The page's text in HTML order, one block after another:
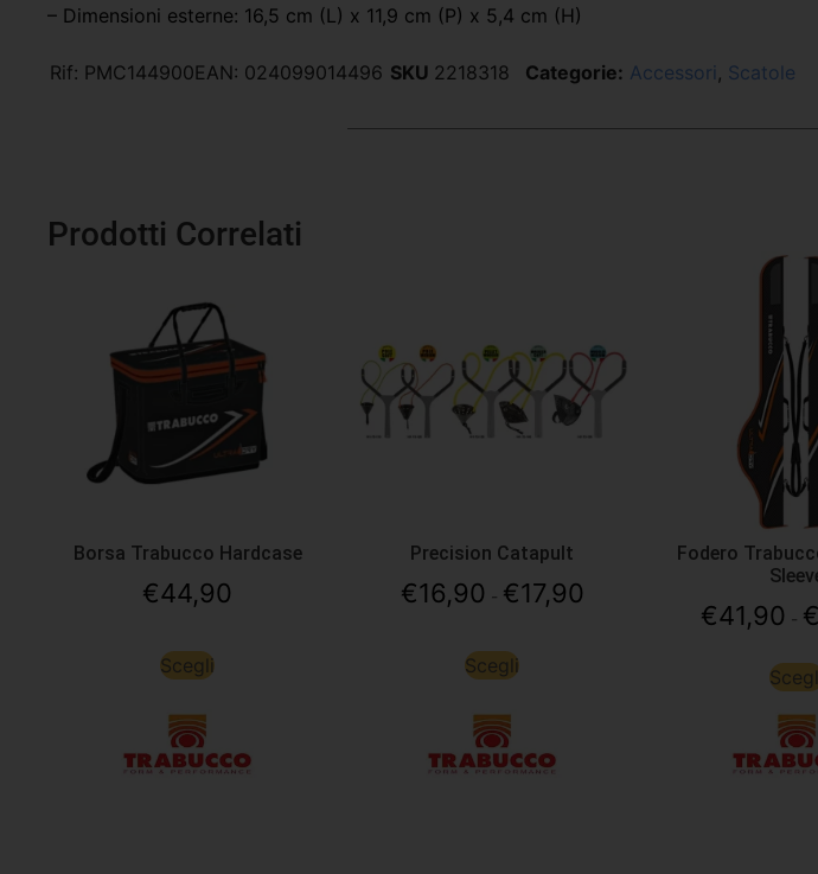
– Dimensioni esterne: 16,5 cm (L) x 11,9 cm (P) x 5,4 cm (H)
Rif: PMC144900EAN: 024099014496 SKU 2218318 Categorie: Accessori , Scatole
Prodotti Correlati
Borsa Trabucco Hardcase
€44,90
Scegli
Precision Catapult
€16,90 - €17,90
Scegli
Fodero
€41,90 - €